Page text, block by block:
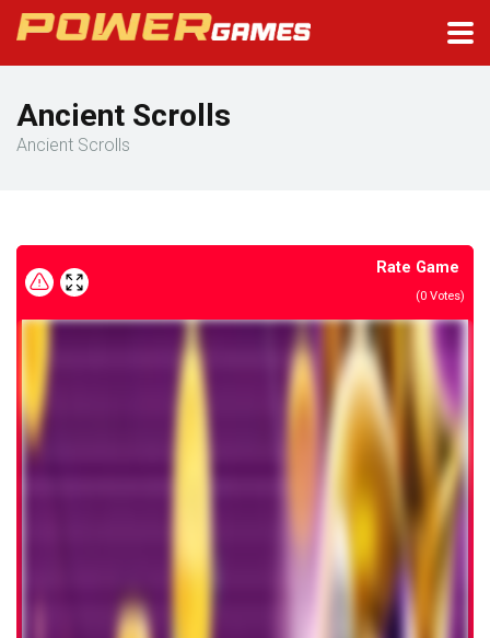
Ancient Scrolls
Ancient Scrolls
Rate Game
(0 Votes)